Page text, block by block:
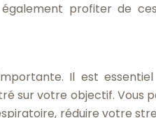
profiter de
Il est essentiel
sur votre objectif. Vous
réduire votre